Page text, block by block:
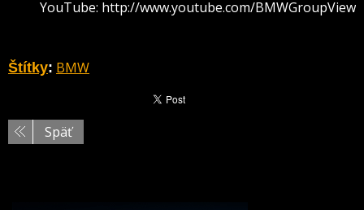
YouTube: http://www.youtube.com/BMWGroupView
Štítky: BMW
Späť